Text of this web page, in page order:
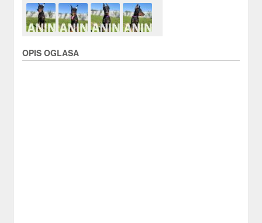
OPIS OGLASA